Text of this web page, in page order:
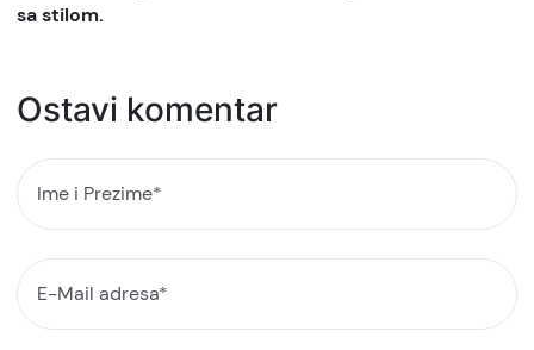
sa stilom.
Ostavi komentar